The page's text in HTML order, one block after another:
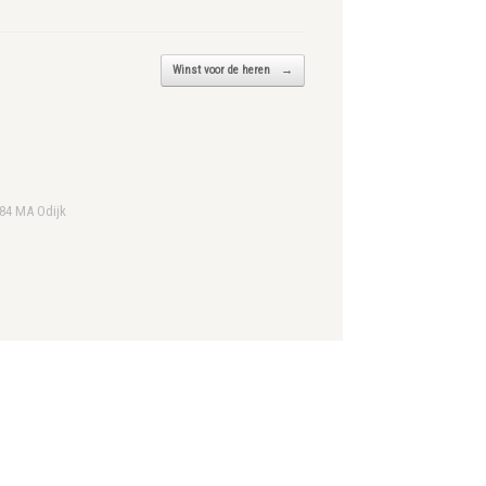
Winst voor de heren →
MA Odijk